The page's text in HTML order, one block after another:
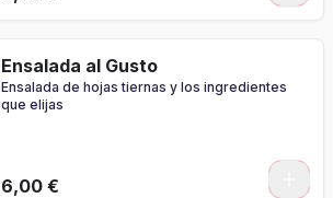
Ensalada al Gusto
Ensalada de hojas tiernas y los ingredientes
que elijas
6,00 €